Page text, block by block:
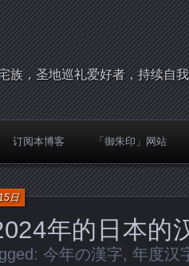
族，圣地巡礼爱好者，持续自
订阅本博客 「御朱印」网站
年的日本的
日
今年の漢字, 年度汉